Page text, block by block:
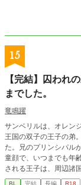
15
【完結】囚われ
までした。
竜鳴躍
サンベリルは、オレン
王国の双子の王子の弟
た。兄のプリンシパル
童顔で、いつまでも年
される王子は、周辺諸
しの男にある日攫われてしまい――――。 囚
BL 完結 長編 R18